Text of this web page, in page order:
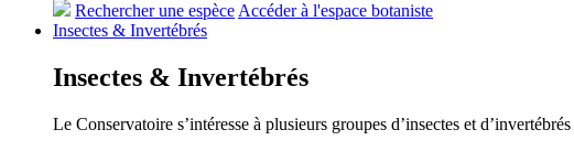
Rechercher une espèceAccéder à l'espace botaniste
Insectes & Invertébrés
Insectes & Invertébrés
Le Conservatoire s’intéresse à plusieurs groupes d’insectes et